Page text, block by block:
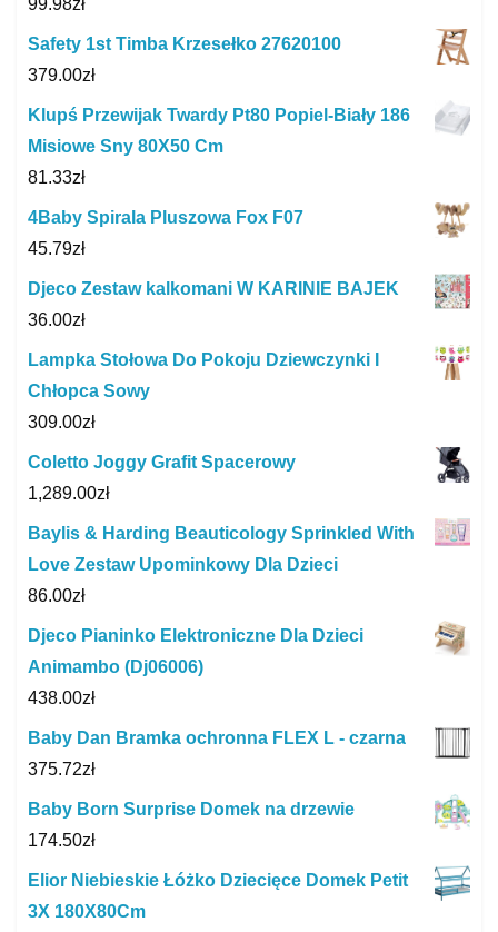
99.98zł
Safety 1st Timba Krzesełko 27620100
379.00zł
Klupś Przewijak Twardy Pt80 Popiel-Biały 186
Misiowe Sny 80X50 Cm
81.33zł
4Baby Spirala Pluszowa Fox F07
45.79zł
Djeco Zestaw kalkomani W KARINIE BAJEK
36.00zł
Lampka Stołowa Do Pokoju Dziewczynki I
Chłopca Sowy
309.00zł
Coletto Joggy Grafit Spacerowy
1,289.00zł
Baylis & Harding Beauticology Sprinkled With
Love Zestaw Upominkowy Dla Dzieci
86.00zł
Djeco Pianinko Elektroniczne Dla Dzieci
Animambo (Dj06006)
438.00zł
Baby Dan Bramka ochronna FLEX L - czarna
375.72zł
Baby Born Surprise Domek na drzewie
174.50zł
Elior Niebieskie Łóżko Dziecięce Domek Petit
3X 180X80Cm